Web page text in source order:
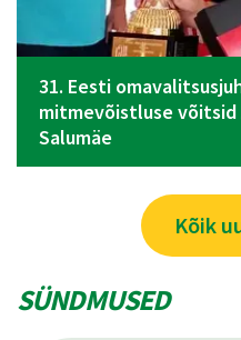
ja Bärbel
Kõik
SÜNDMUSED